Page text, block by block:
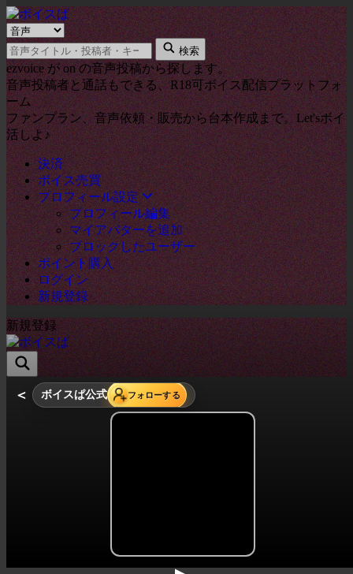
検
索
タ
イ
プ
キ
ー
ワ
ー
ド
検索
ezvoice が on の音声投稿から探します。
音声投稿者と通話もできる、R18可ボイス配信プラットフォ
ーム
ファンプラン、音声依頼・販売から台本作成まで。Let'sボイ
活しよ♪
決済
ボイス売買
プロフィール設定
プロフィール編集
マイアバターを追加
ブロックしたユーザー
ポイント購入
ログイン
新規登録
新規登録
＜ ボイスぱ公式 フォローする